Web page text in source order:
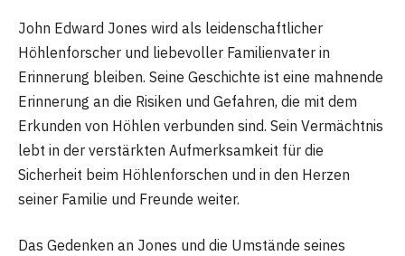
John Edward Jones wird als leidenschaftlicher
Höhlenforscher und liebevoller Familienvater in
Erinnerung bleiben. Seine Geschichte ist eine mahnende
Erinnerung an die Risiken und Gefahren, die mit dem
Erkunden von Höhlen verbunden sind. Sein Vermächtnis
lebt in der verstärkten Aufmerksamkeit für die
Sicherheit beim Höhlenforschen und in den Herzen
seiner Familie und Freunde weiter.
Das Gedenken an Jones und die Umstände seines